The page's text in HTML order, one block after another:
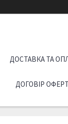
ДОСТАВКА ТА
ДОГОВІР